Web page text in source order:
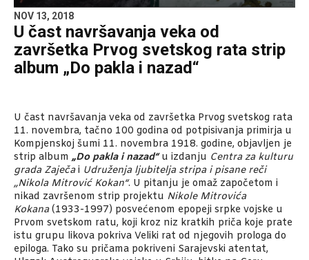
NOV 13, 2018
U čast navršavanja veka od
završetka Prvog svetskog rata strip
album „Do pakla i nazad“
U čast navršavanja veka od završetka Prvog svetskog rata
11. novembra, tačno 100 godina od potpisivanja primirja u
Kompjenskoj šumi 11. novembra 1918. godine, objavljen je
strip album„Do pakla i nazad“u izdanju Centra za kulturu
grada Zaječai Udruženja ljubitelja stripa i pisane reči
„Nikola Mitrović Kokan“. U pitanju je omaž započetom i
nikad završenom strip projektu Nikole Mitrovića
Kokana(1933-1997) posvećenom epopeji srpke vojske u
Prvom svetskom ratu, koji kroz niz kratkih priča koje prate
istu grupu likova pokriva Veliki rat od njegovih prologa do
epiloga. Tako su pričama pokriveni Sarajevski atentat,